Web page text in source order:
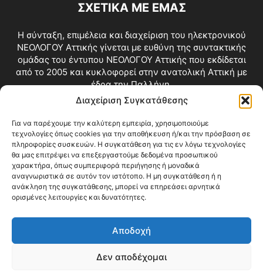
Διαχείριση Συγκατάθεσης
Για να παρέχουμε την καλύτερη εμπειρία, χρησιμοποιούμε
τεχνολογίες όπως cookies για την αποθήκευση ή/και την πρόσβαση σε
πληροφορίες συσκευών. Η συγκατάθεση για τις εν λόγω τεχνολογίες
θα μας επιτρέψει να επεξεργαστούμε δεδομένα προσωπικού
χαρακτήρα, όπως συμπεριφορά περιήγησης ή μοναδικά
αναγνωριστικά σε αυτόν τον ιστότοπο. Η μη συγκατάθεση ή η
ανάκληση της συγκατάθεσης, μπορεί να επηρεάσει αρνητικά
ορισμένες λειτουργίες και δυνατότητες.
Αποδοχή
Δεν αποδέχομαι
ΣΧΕΤΙΚΑ ΜΕ ΕΜΑΣ
Η σύνταξη, επιμέλεια και διαχείριση του ηλεκτρονικού
ΝΕΟΛΟΓΟΥ Αττικής γίνεται με ευθύνη της συντακτικής
ομάδας του έντυπου ΝΕΟΛΟΓΟΥ Αττικής που εκδίδεται
από το 2005 και κυκλοφορεί στην ανατολική Αττική με
έδρα την Παλλήνη.
Επικοινωνία:info@neologosattikis.gr
ΑΚΟΛΟΥΘΗΣΕ ΜΑΣ
Videos Όροι Χρήσης